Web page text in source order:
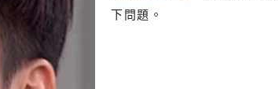
下問題。